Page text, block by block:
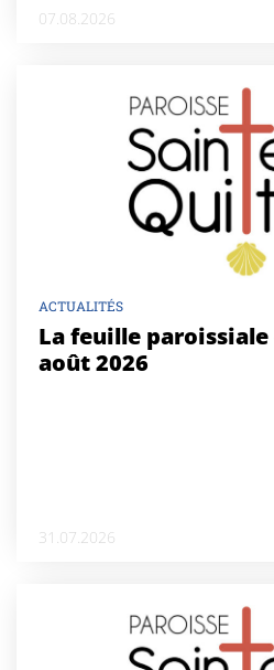
07.08.2026
ACTUALITÉS
La feuille
août 2026
31.07.2026